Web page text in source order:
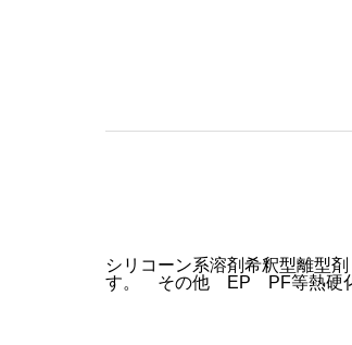
シリコーン系溶剤希釈型離
す。 その他 EP PF等熱硬化